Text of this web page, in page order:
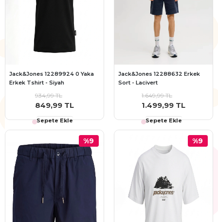
Jack&Jones 12289924 0 Yaka
Erkek Tshirt - Siyah
934,99 TL
849,99 TL
Sepete Ekle
Jack&Jones 12288632 Erkek
Sort - Lacivert
1.649,99 TL
1.499,99 TL
Sepete Ekle
%9 %9